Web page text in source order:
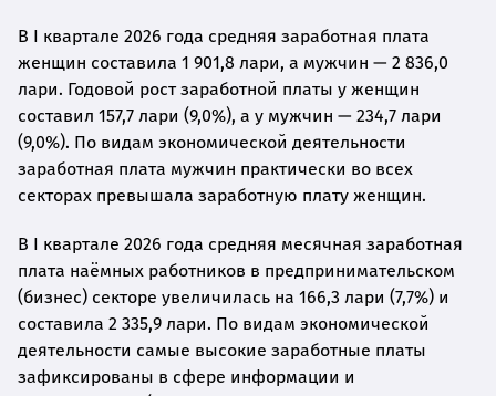
В I квартале 2026 года средняя заработная плата
женщин составила 1 901,8 лари, а мужчин — 2 836,0
лари. Годовой рост заработной платы у женщин
составил 157,7 лари (9,0%), а у мужчин — 234,7 лари
(9,0%). По видам экономической деятельности
заработная плата мужчин практически во всех
секторах превышала заработную плату женщин.
В I квартале 2026 года средняя месячная заработная
плата наёмных работников в предпринимательском
(бизнес) секторе увеличилась на 166,3 лари (7,7%) и
составила 2 335,9 лари. По видам экономической
деятельности самые высокие заработные платы
зафиксированы в сфере информации и